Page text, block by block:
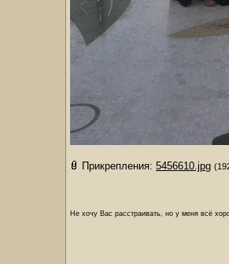
Прикрепления: 5456610.jpg
Не хочу Вас расстраивать, но у меня всё